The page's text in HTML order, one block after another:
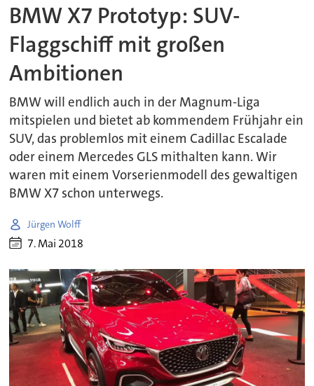
BMW X7 Prototyp: SUV-
Flaggschiff mit großen
Ambitionen
BMW will endlich auch in der Magnum-Liga
mitspielen und bietet ab kommendem Frühjahr ein
SUV, das problemlos mit einem Cadillac Escalade
oder einem Mercedes GLS mithalten kann. Wir
waren mit einem Vorserienmodell des gewaltigen
BMW X7 schon unterwegs.
Jürgen Wolff
7. Mai 2018